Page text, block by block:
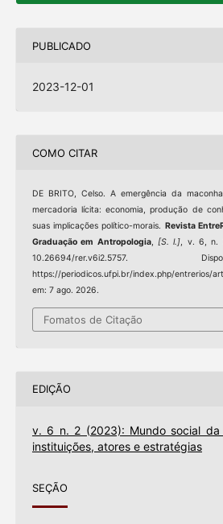
PUBLICADO
2023-12-01
COMO CITAR
DE BRITO, Celso. A emergência da
mercadoria lícita: economia, produção de
suas implicações político-morais. Revista
Graduação em Antropologia, [S. l.], v. 6, n.
10.26694/rer.v6i2.5757.
https://periodicos.ufpi.br/index.php/
em: 7 ago. 2026.
Fomatos de Citação
EDIÇÃO
v. 6 n. 2 (2023): Mundo social da
instituições, atores e estratégias
SEÇÃO